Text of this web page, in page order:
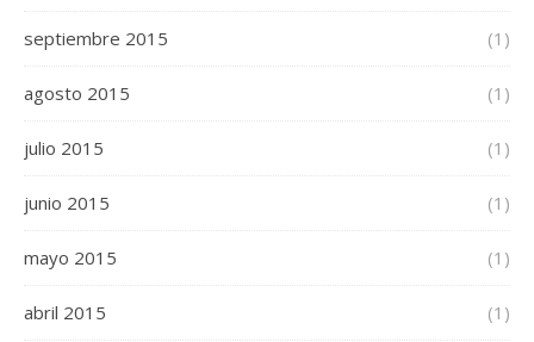
septiembre 2015 (1)
agosto 2015 (1)
julio 2015 (1)
junio 2015 (1)
mayo 2015 (1)
abril 2015 (1)